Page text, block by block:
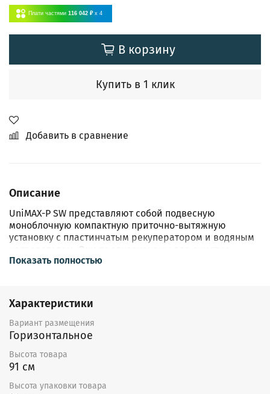
Плати частями 116 042 ₽ x 4
В корзину
Купить в 1 клик
Добавить в сравнение
Описание
UniMAX-P SW представляют собой подвесную
моноблочную компактную приточно-вытяжную
установку с пластинчатым рекуператором и водяным
нагревателем. Они предназначены для очистки,
подогрева и подачи свежего воздуха в жилые,
т.д. В процессе работы установки удаляют из
помещения загрязненный воздух, очищая его и
извлекая из него тепло, и передают это тепло
поступающему воздуху. Тем самым установки
вентилировать помещения при существовании
ограничения на энергоресурсы. Установки можно
легко монтировать непосредственно в
Показать полностью
Характеристики
Вариант размещения
Горизонтальное
Высота товара
91 см
Высота упаковки товара